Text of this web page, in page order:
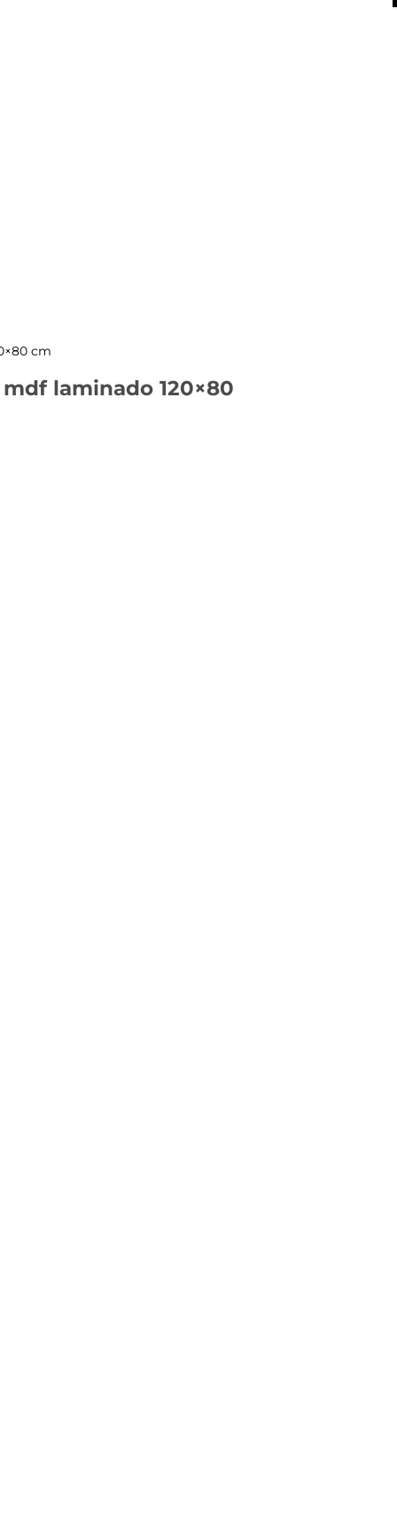
cm
laminado 120×80